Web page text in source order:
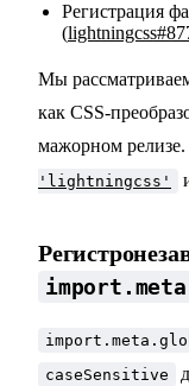
Регистрация
(
Мы
как CSS-
мажорном релизе.
'lightningcss'
caseSensitive